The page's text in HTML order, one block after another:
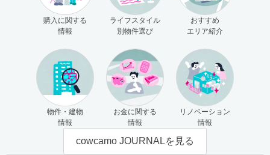
購入に関する
情報
ライフスタイル
別物件選び
おすすめ
エリア紹介
物件・建物
情報
お金に関する
情報
リノベーション
情報
cowcamo JOURNALを見る